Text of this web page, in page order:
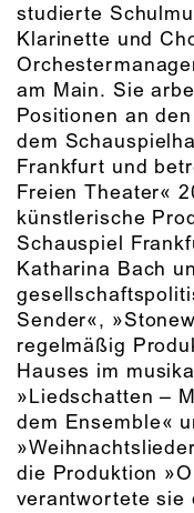
studierte
Klarinette und
am Main. Sie
Positionen an
dem
Frankfurt und
Freien Theater«
künstlerische
Schauspiel
Katharina Bach
Sender«,
regelmäßig
Hauses im
»Liedschatten –
dem Ensemble«
die Produktion
verantwortete sie